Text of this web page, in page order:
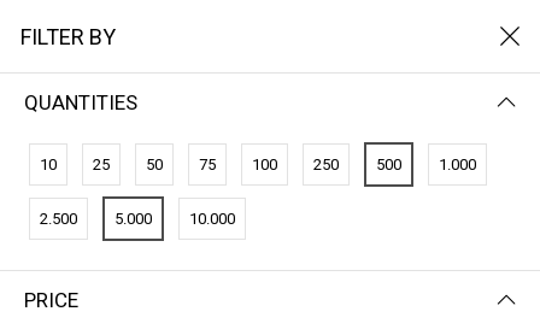
FILTER BY
FILTER BY
QUANTITIES
10 25 50 75 100 250 500 1.000
2.500 5.000 10.000
PRICE